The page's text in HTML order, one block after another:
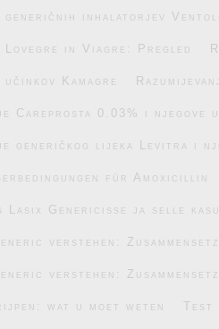
generičnih inhalatorjev
Lovegre in Viagre: Pregled
učinkov Kamagre
Careprosta 0.03% i njegove
generičkog lijeka Levitra i
für Amoxicillin
Lasix Genericisse ja selle
verstehen:
verstehen:
wat u moet weten Test